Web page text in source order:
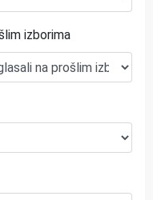
izborima